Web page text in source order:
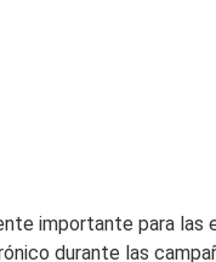
importante para las
durante las